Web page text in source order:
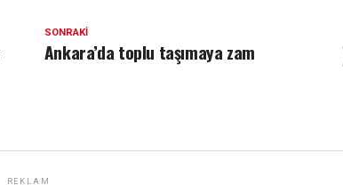
SONRAKI
Ankara’da toplu taşımaya zam
REKLAM